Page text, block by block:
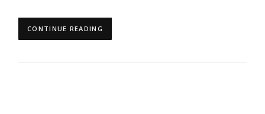
CONTINUE READING